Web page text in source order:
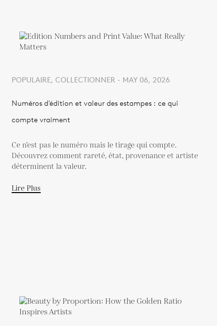
POPULAIRE, COLLECTIONNER - MAY 06, 2026
Numéros d'édition et valeur des estampes : ce qui
compte vraiment
Ce n’est pas le numéro mais le tirage qui compte.
Découvrez comment rareté, état, provenance et artiste
déterminent la valeur.
Lire Plus